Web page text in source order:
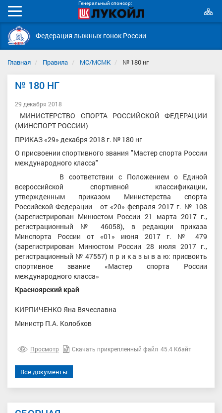
Генеральный спонсор:
Мобильное
меню
Федерация лыжных гонок России
Главная Правила МС/МСМК № 180 нг
№ 180 НГ
29 декабря 2018
МИНИСТЕРСТВО СПОРТА РОССИЙСКОЙ ФЕДЕРАЦИИ
(МИНСПОРТ РОССИИ)
ПРИКАЗ «29» декабря 2018 г. № 180 нг
О присвоении спортивного звания "Мастер спорта России
международного класса"
В соответствии с Положением о Единой
всероссийской спортивной классификации,
утвержденным приказом Министерства спорта
Российской Федерации от «20» февраля 2017 г. № 108
(зарегистрирован Минюстом России 21 марта 2017 г.,
регистрационный № 46058), в редакции приказа
Минспорта России от «01» июня 2017 г. № 479
(зарегистрирован Минюстом России 28 июля 2017 г.,
регистрационный № 47557) п р и к а з ы в а ю: присвоить
спортивное звание «Мастер спорта России
международного класса»
Красноярский край
КИРПИЧЕНКО Яна Вячеславна
Министр П.А. Колобков
Просмотр Скачать прикрепленный файл 45.4 Кбайт
Все документы